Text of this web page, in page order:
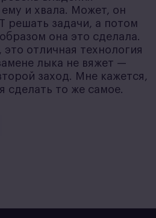
и хвала. Может, он
решать задачи, а потом
она это сделала.
это отличная технология
лыка не вяжет —
заход. Мне кажется,
сделать то же самое.